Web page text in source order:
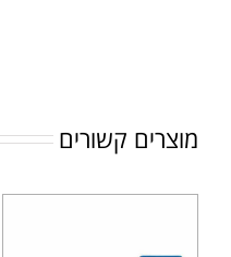
מוצרים קשורים